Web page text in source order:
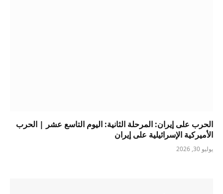
الحرب على إيران: المرحلة الثانية: اليوم التاسع عشر | الحرب
الأميركية الإسرائيلية على إيران
يوليو 30, 2026